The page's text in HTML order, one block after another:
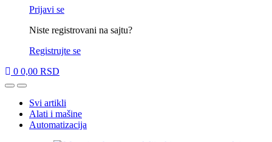
Prijavi se
Niste registrovani na sajtu?
Registrujte se
0 0,00 RSD
OpenClose
Svi artikli
Alati i mašine
Automatizacija